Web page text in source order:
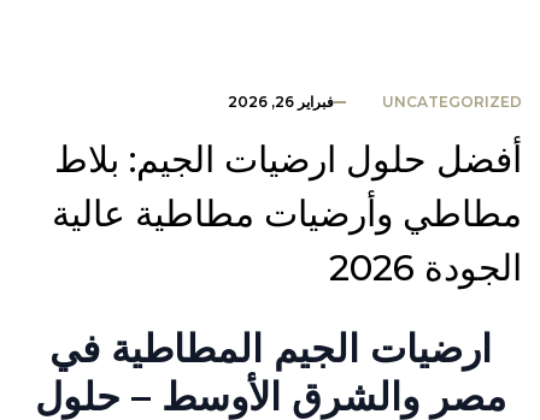
UNCATEGORIZED فبراير 26, 2026
أفضل حلول ارضيات الجيم: بلاط
مطاطي وأرضيات مطاطية عالية
الجودة 2026
ارضيات الجيم المطاطية في
مصر والشرق الأوسط – حلول